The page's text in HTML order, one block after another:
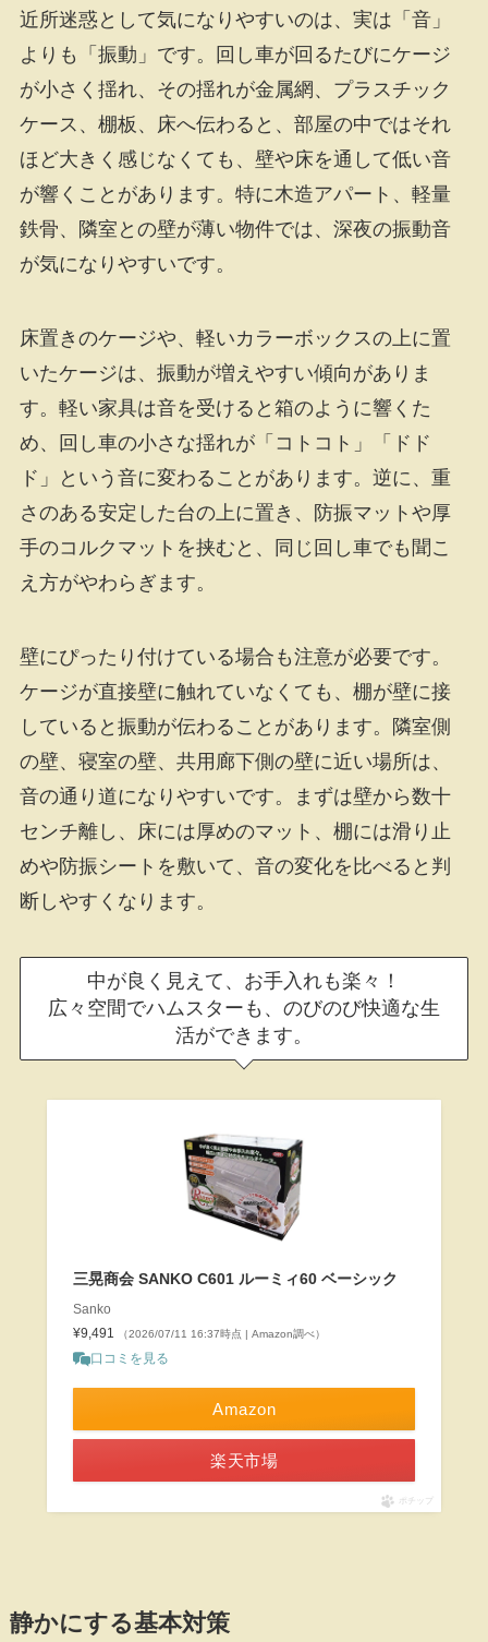
近所迷惑として気になりやすいのは、実は「音」
よりも「振動」です。回し車が回るたびにケージ
が小さく揺れ、その揺れが金属網、プラスチック
ケース、棚板、床へ伝わると、部屋の中ではそれ
ほど大きく感じなくても、壁や床を通して低い音
が響くことがあります。特に木造アパート、軽量
鉄骨、隣室との壁が薄い物件では、深夜の振動音
が気になりやすいです。
床置きのケージや、軽いカラーボックスの上に置
いたケージは、振動が増えやすい傾向がありま
す。軽い家具は音を受けると箱のように響くた
め、回し車の小さな揺れが「コトコト」「ドド
ド」という音に変わることがあります。逆に、重
さのある安定した台の上に置き、防振マットや厚
手のコルクマットを挟むと、同じ回し車でも聞こ
え方がやわらぎます。
壁にぴったり付けている場合も注意が必要です。
ケージが直接壁に触れていなくても、棚が壁に接
していると振動が伝わることがあります。隣室側
の壁、寝室の壁、共用廊下側の壁に近い場所は、
音の通り道になりやすいです。まずは壁から数十
センチ離し、床には厚めのマット、棚には滑り止
めや防振シートを敷いて、音の変化を比べると判
断しやすくなります。
中が良く見えて、お手入れも楽々！
広々空間でハムスターも、のびのび快適な生
活ができます。
三晃商会 SANKO C601 ルーミィ60 ベーシック
Sanko
¥9,491
（2026/07/11 16:37時点 | Amazon調べ）
口コミを見る
Amazon
楽天市場
ポチップ
静かにする基本対策